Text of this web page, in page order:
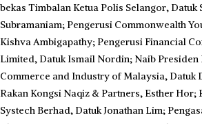
bekas Timbalan Ketua Polis Selangor, Datuk
Subramaniam; Pengerusi Commonwealth
Kishva Ambigapathy; Pengerusi Financial
Limited, Datuk Ismail Nordin; Naib
Commerce and Industry of Malaysia, Datuk
Rakan Kongsi Naqiz & Partners, Esther Hor;
Systech Berhad, Datuk Jonathan Lim;